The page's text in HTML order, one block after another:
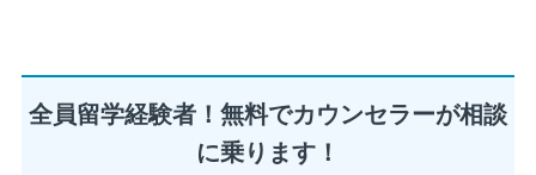
全員留学経験者！無料でカウンセラーが相談
に乗ります！